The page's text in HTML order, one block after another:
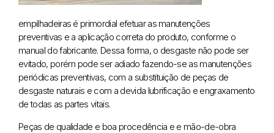
empilhadeiras é primordial efetuar as manutenções
preventivas e a aplicação correta do produto, conforme o
manual do fabricante. Dessa forma, o desgaste não pode ser
evitado, porém pode ser adiado fazendo-se as manutenções
periódicas preventivas, com a substituição de peças de
desgaste naturais e com a devida lubrificação e engraxamento
de todas as partes vitais.
Peças de qualidade e boa procedência e e mão-de-obra